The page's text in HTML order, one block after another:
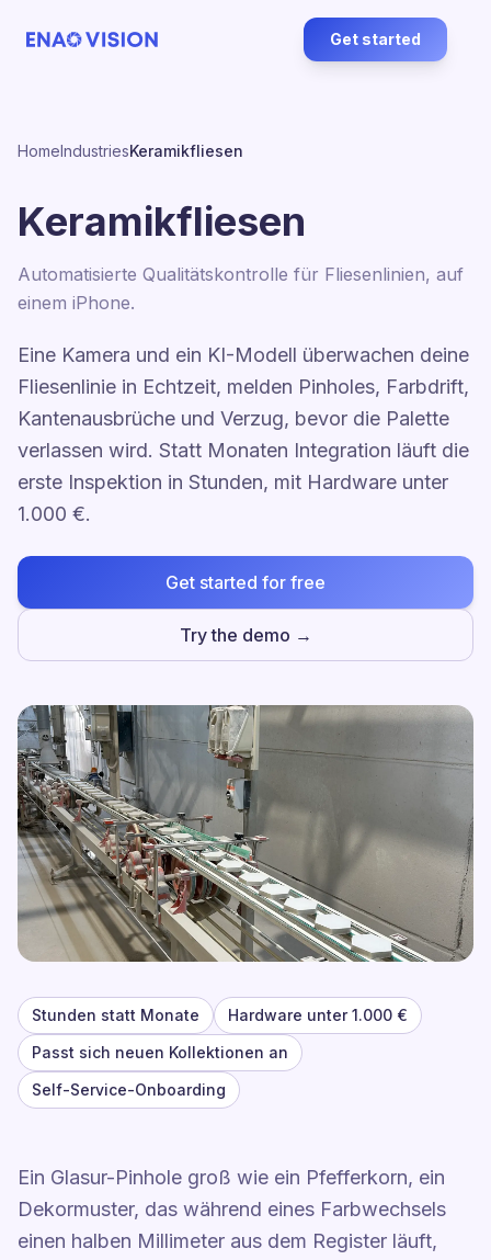
Get started
HomeIndustriesKeramikfliesen
Keramikfliesen
Automatisierte Qualitätskontrolle für Fliesenlinien, auf
einem iPhone.
Eine Kamera und ein KI-Modell überwachen deine
Fliesenlinie in Echtzeit, melden Pinholes, Farbdrift,
Kantenausbrüche und Verzug, bevor die Palette
verlassen wird. Statt Monaten Integration läuft die
erste Inspektion in Stunden, mit Hardware unter
1.000 €.
Get started for free
Try the demo →
Stunden statt Monate
Hardware unter 1.000 €
Passt sich neuen Kollektionen an
Self-Service-Onboarding
Ein Glasur-Pinhole groß wie ein Pfefferkorn, ein
Dekormuster, das während eines Farbwechsels
einen halben Millimeter aus dem Register läuft,